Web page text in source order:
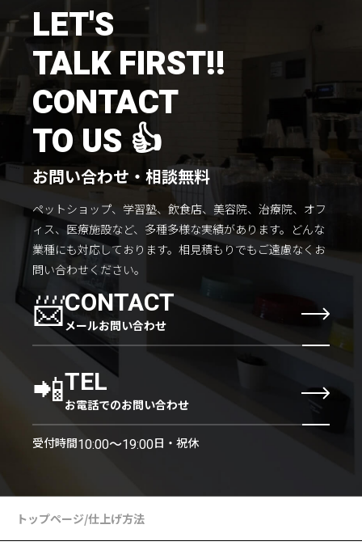
採用情報会社概要
LET'S
TALK FIRST!!
CONTACT
TO US 👍
お問い合わせ・相談無料
ペットショップ、学習塾、飲食店、美容院、治療院、オフ
ィス、医療施設など、多種多様な実績があります。 どんな
業種にも対応しております。 相見積もりでもご遠慮なくお
問い合わせください。
📨CONTACT
メールお問い合わせ
📲TEL
お電話でのお問い合わせ
受付時間10:00〜19:00日・祝休
トップページ/仕上げ方法